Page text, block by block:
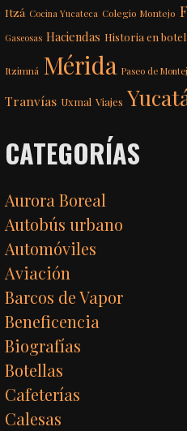
Itzá Cocina Yucateca Colegio Montejo
Gaseosas Haciendas Historia en
Itzimná Mérida Paseo de
Tranvías Uxmal Viajes
CATEGORÍAS
Aurora Boreal
Autobús urbano
Automóviles
Aviación
Barcos de Vapor
Beneficencia
Biografías
Botellas
Cafeterías
Calesas